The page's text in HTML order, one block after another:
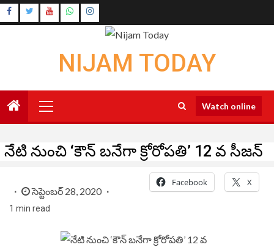
Skip
to
Instagram
NIJAM TODAY
Menu
Watch online
నేటి నుంచి ‘కౌన్ బనేగా క్రోరోపతి’ 12 వ సీజన్
సెప్టెంబర్ 28, 2020
1 min read
Facebook X